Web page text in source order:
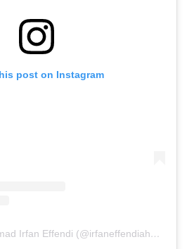
post on Instagram
A post shared by Ahmad Irfan Effendi (@irfaneffendiahmad)